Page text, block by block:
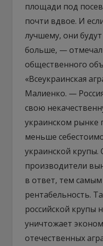
площади под
почти вдвое. И
лучшему, они
больше, — отмечал
общественного
«Всеукраинская
Малиенко. —
свою
украинском
меньше
украинской крупы.
производители
в ответ, тем
рентабельность.
российской крупы
уничтожает
отечественных